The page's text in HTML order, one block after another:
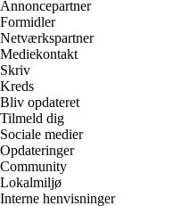
Annoncepartner
Formidler
Netværkspartner
Mediekontakt
Skriv
Kreds
Bliv opdateret
Tilmeld dig
Sociale medier
Opdateringer
Community
Lokalmiljø
Interne henvisninger